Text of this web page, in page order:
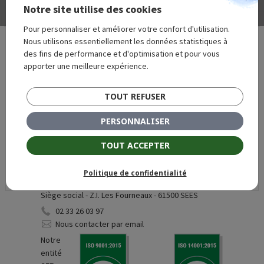
Falaise
Siège social - 7, impasse Claude Bertholet - 61000
02 33 26 03 97
Nous contacter par email
Siège social - Z.I. Les Fourneaux - 61500 SEES
02 33 26 03 97
Nous contacter par email
Notre
entité
Notre site utilise des cookies
Pour personnaliser et améliorer votre confort d'utilisation.
Nous utilisons essentiellement les données statistiques à
des fins de performance et d'optimisation et pour vous
apporter une meilleure expérience.
TOUT ACCEPTER
TOUT REFUSER
PERSONNALISER
Politique de confidentialité